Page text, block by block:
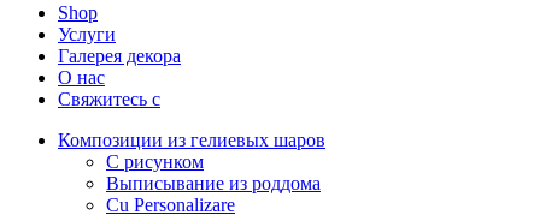
Shop
Услуги
Галерея декора
О нас
Свяжитесь с
Композиции из гелиевых шаров
С рисунком
Выписывание из роддома
Cu Personalizare